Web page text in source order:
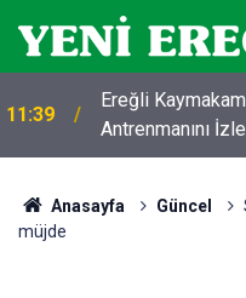
11:39
Ereğli
Antrenmanını
Anasayfa Güncel
müjde